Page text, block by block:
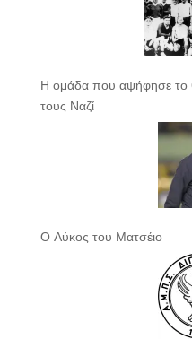
Η ομάδα που αψήφησε το
τους Ναζί
Ο Λύκος του Ματσέιο